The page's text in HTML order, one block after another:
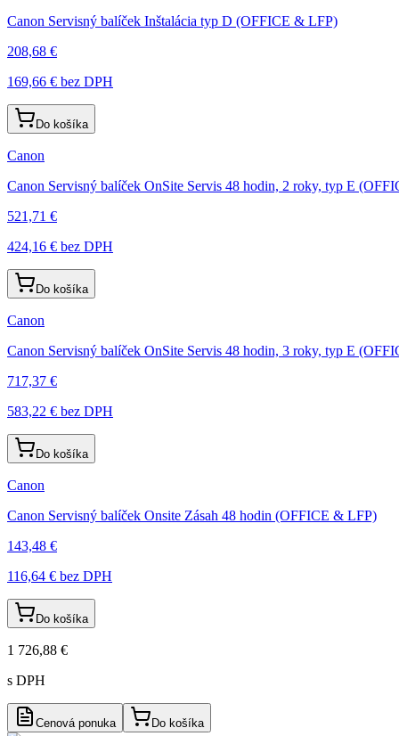
Canon Servisný balíček Inštalácia typ D (OFFICE & LFP)
208,68 €
169,66 € bez DPH
Do košíka
Canon
Canon Servisný balíček OnSite Servis 48 hodin, 2 roky, typ E
521,71 €
424,16 € bez DPH
Do košíka
Canon
Canon Servisný balíček OnSite Servis 48 hodin, 3 roky, typ E
717,37 €
583,22 € bez DPH
Do košíka
Canon
Canon Servisný balíček Onsite Zásah 48 hodin (OFFICE & LFP)
143,48 €
116,64 € bez DPH
Do košíka
1 726,88 €
s DPH
Cenová ponuka Do košíka